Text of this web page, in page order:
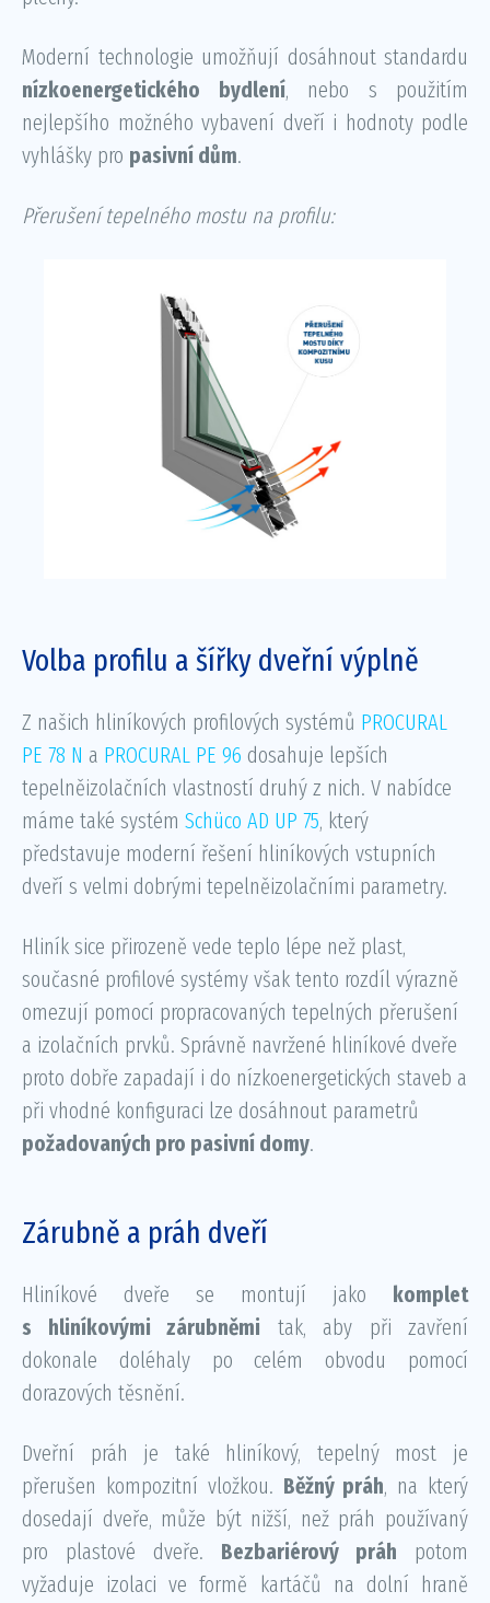
Moderní technologie umožňují dosáhnout standardu
nízkoenergetického bydlení, nebo s použitím
nejlepšího možného vybavení dveří i hodnoty podle
vyhlášky pro pasivní dům.
Přerušení tepelného mostu na profilu:
Volba profilu a šířky dveřní výplně
Z našich hliníkových profilových systémů PROCURAL
PE 78 N a PROCURAL PE 96 dosahuje lepších
tepelněizolačních vlastností druhý z nich. V nabídce
máme také systém Schüco AD UP 75, který
představuje moderní řešení hliníkových vstupních
dveří s velmi dobrými tepelněizolačními parametry.
Hliník sice přirozeně vede teplo lépe než plast,
současné profilové systémy však tento rozdíl výrazně
omezují pomocí propracovaných tepelných přerušení
a izolačních prvků. Správně navržené hliníkové dveře
proto dobře zapadají i do nízkoenergetických staveb a
při vhodné konfiguraci lze dosáhnout parametrů
požadovaných pro pasivní domy.
Zárubně a práh dveří
Hliníkové dveře se montují jako komplet
s hliníkovými zárubněmi tak, aby při zavření
dokonale doléhaly po celém obvodu pomocí
dorazových těsnění.
Dveřní práh je také hliníkový, tepelný most je
přerušen kompozitní vložkou. Běžný práh, na který
dosedají dveře, může být nižší, než práh používaný
pro plastové dveře. Bezbariérový práh potom
vyžaduje izolaci ve formě kartáčů na dolní hraně